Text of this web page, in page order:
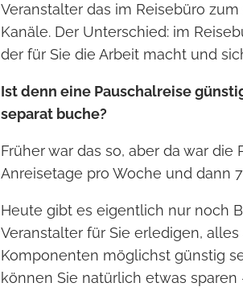
Veranstalter das im Reisebüro
Kanäle. Der Unterschied: im
der für Sie die Arbeit macht und
Ist denn eine Pauschalreise
separat buche?
Früher war das so, aber da war
Anreisetage pro Woche und dann
Heute gibt es eigentlich nur noch
Veranstalter für Sie erledigen,
Komponenten möglichst günstig
können Sie natürlich etwas